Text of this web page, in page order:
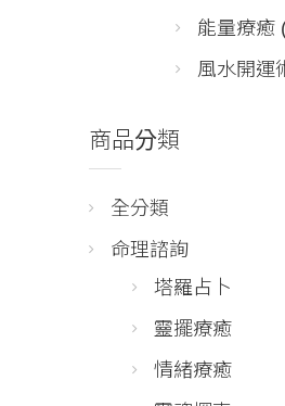
能量療癒
風水開運
商品分類
全分類
命理諮詢
塔羅占卜
靈擺療癒
情緒療癒